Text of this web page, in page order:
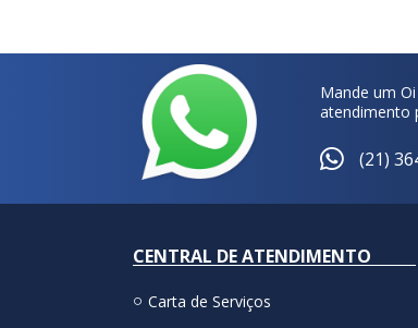
Mande um
atendimento
(21)
CENTRAL DE ATENDIMENTO
Carta de Serviços